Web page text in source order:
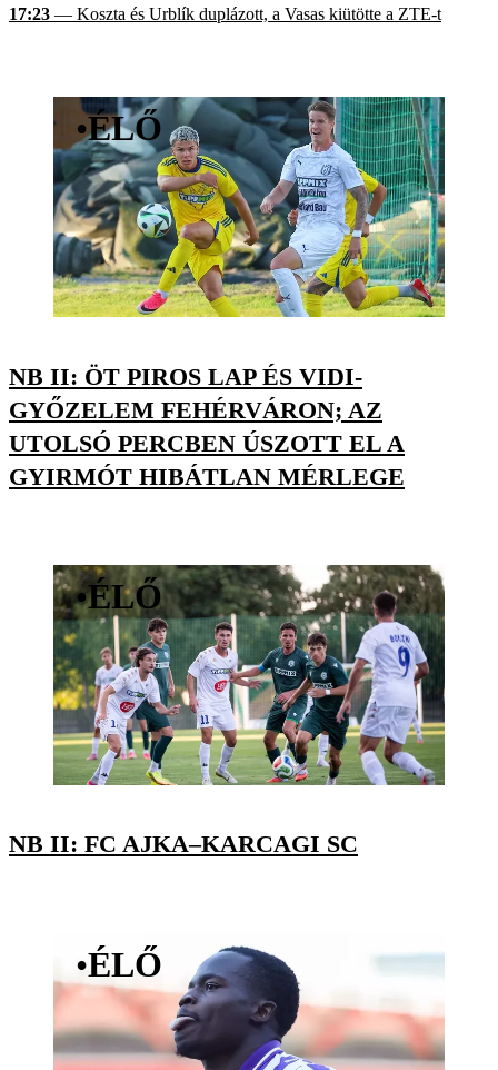
17:23 — Koszta és Urblík duplázott, a Vasas kiütötte a ZTE-t
•ÉLŐ
NB II: ÖT PIROS LAP ÉS VIDI-
GYŐZELEM FEHÉRVÁRON; AZ
UTOLSÓ PERCBEN ÚSZOTT EL A
GYIRMÓT HIBÁTLAN MÉRLEGE
•ÉLŐ
NB II: FC AJKA–KARCAGI SC
•ÉLŐ